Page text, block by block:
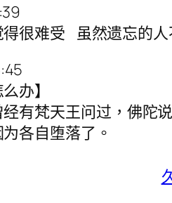
很难受 虽然遗忘的
办】
有梵天王问过，佛陀
各自堕落了。